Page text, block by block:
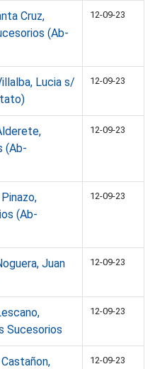
Cruz,
(Ab-
12-09-23
Lucia s/
12-09-23
(Ab-
12-09-23
(Ab-
12-09-23
Juan
12-09-23
Sucesorios
12-09-23
12-09-23